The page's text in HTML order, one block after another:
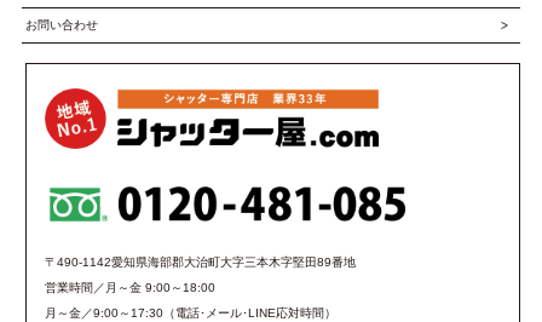
お問い合わせ
〒490-1142愛知県海部郡大治町大字三本木字堅田89番地
営業時間／月～金 9:00～18:00
月～金／9:00～17:30（電話･メール･LINE応対時間）